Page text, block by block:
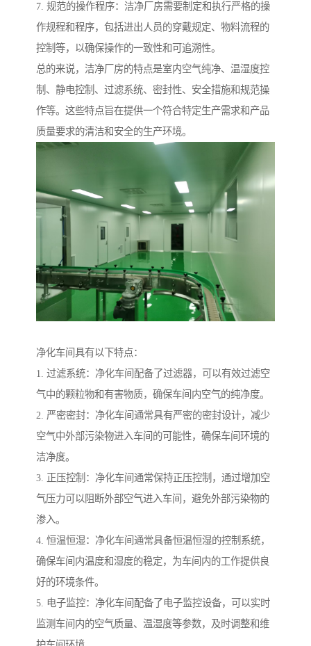
7. 规范的操作程序：洁净厂房需要制定和执行严格的操
作规程和程序，包括进出人员的穿戴规定、物料流程的
控制等，以确保操作的一致性和可追溯性。
总的来说，洁净厂房的特点是室内空气纯净、温湿度控
制、静电控制、过滤系统、密封性、安全措施和规范操
作等。这些特点旨在提供一个符合特定生产需求和产品
质量要求的清洁和安全的生产环境。
净化车间具有以下特点：
1. 过滤系统：净化车间配备了过滤器，可以有效过滤空
气中的颗粒物和有害物质，确保车间内空气的纯净度。
2. 严密密封：净化车间通常具有严密的密封设计，减少
空气中外部污染物进入车间的可能性，确保车间环境的
洁净度。
3. 正压控制：净化车间通常保持正压控制，通过增加空
气压力可以阻断外部空气进入车间，避免外部污染物的
渗入。
4. 恒温恒湿：净化车间通常具备恒温恒湿的控制系统，
确保车间内温度和湿度的稳定，为车间内的工作提供良
好的环境条件。
5. 电子监控：净化车间配备了电子监控设备，可以实时
监测车间内的空气质量、温湿度等参数，及时调整和维